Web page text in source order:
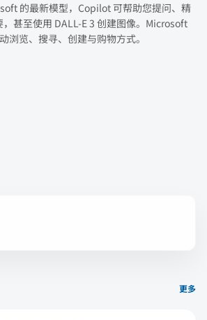
的最新模型，Copilot 可帮助您提问、精
甚至使用 DALL-E 3 创建图像。Microsoft
浏览、搜寻、创建与购物方式。
更多